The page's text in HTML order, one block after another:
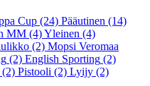
Cup (24) Pääutinen (14)
MM (4)Yleinen (4)
(2) Mopsi Veromaa
(2) English Sporting (2)
(2) Pistooli (2) Lyijy (2)